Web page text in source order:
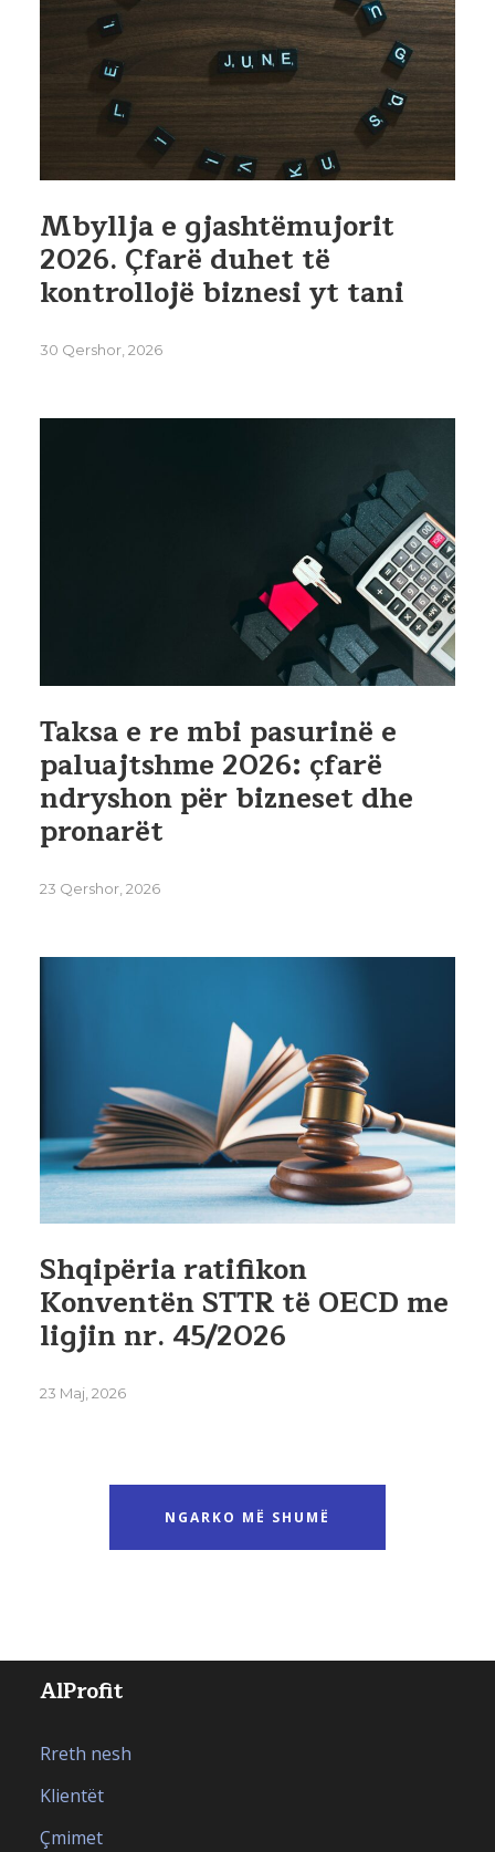
Mbyllja e gjashtëmujorit
2026. Çfarë duhet të
kontrollojë biznesi yt tani
30 Qershor, 2026
Taksa e re mbi pasurinë e
paluajtshme 2026: çfarë
ndryshon për bizneset dhe
pronarët
23 Qershor, 2026
Shqipëria ratifikon
Konventën STTR të OECD me
ligjin nr. 45/2026
23 Maj, 2026
NGARKO MË SHUMË
AlProfit
Rreth nesh
Klientët
Çmimet